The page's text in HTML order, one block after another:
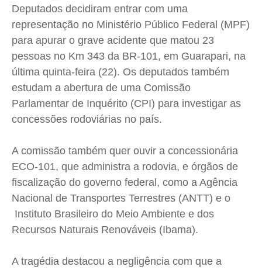
Direitos
Economia
Cultura
Caetano Roque
Gustavo Bastos
Jr Mignone (in memorian)
Publicidade Legal
Anuncie
Quem Somos
Contato
Direitos
Economia
Cultura
Caetano Roque
Gustavo Bastos
Jr Mignone (in memorian)
Publicidade Legal
Anuncie
Quem Somos
Contato
Direitos
Economia
Cultura
Caetano Roque
Gustavo Bastos
Jr Mignone (in memorian)
Publicidade Legal
Anuncie
Quem Somos
Contato
Direitos
Economia
Cultura
Caetano Roque
Gustavo Bastos
Jr Mignone (in memorian)
Publicidade Legal
Anuncie
Quem Somos
Contato
Deputados decidiram entrar com uma
representação no Ministério Público Federal (MPF)
para apurar o grave acidente que matou 23
pessoas no Km 343 da BR-101, em Guarapari, na
última quinta-feira (22). Os deputados também
estudam a abertura de uma Comissão
Parlamentar de Inquérito (CPI) para investigar as
concessões rodoviárias no país.
A comissão também quer ouvir a concessionária
ECO-101, que administra a rodovia, e órgãos de
fiscalização do governo federal, como a Agência
Nacional de Transportes Terrestres (ANTT) e o
Instituto Brasileiro do Meio Ambiente e dos
Recursos Naturais Renováveis (Ibama).
A tragédia destacou a negligência com que a